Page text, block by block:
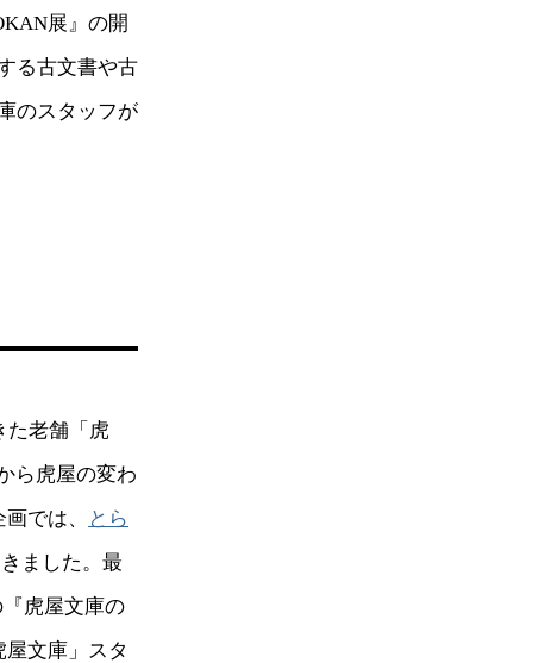
展』の開
る古文書や古
のスタッフが
た老舗「虎
ら虎屋の変わ
では、
とら
ました。最
虎屋文庫の
文庫」スタ